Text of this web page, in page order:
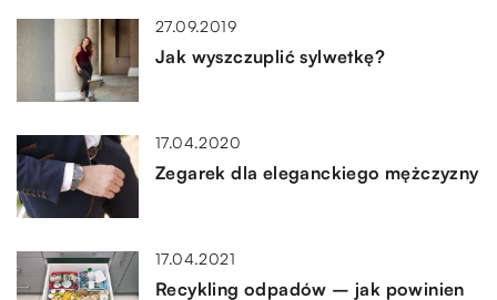
27.09.2019
Jak wyszczuplić sylwetkę?
17.04.2020
Zegarek dla eleganckiego mężczyzny
17.04.2021
Recykling odpadów – jak powinien